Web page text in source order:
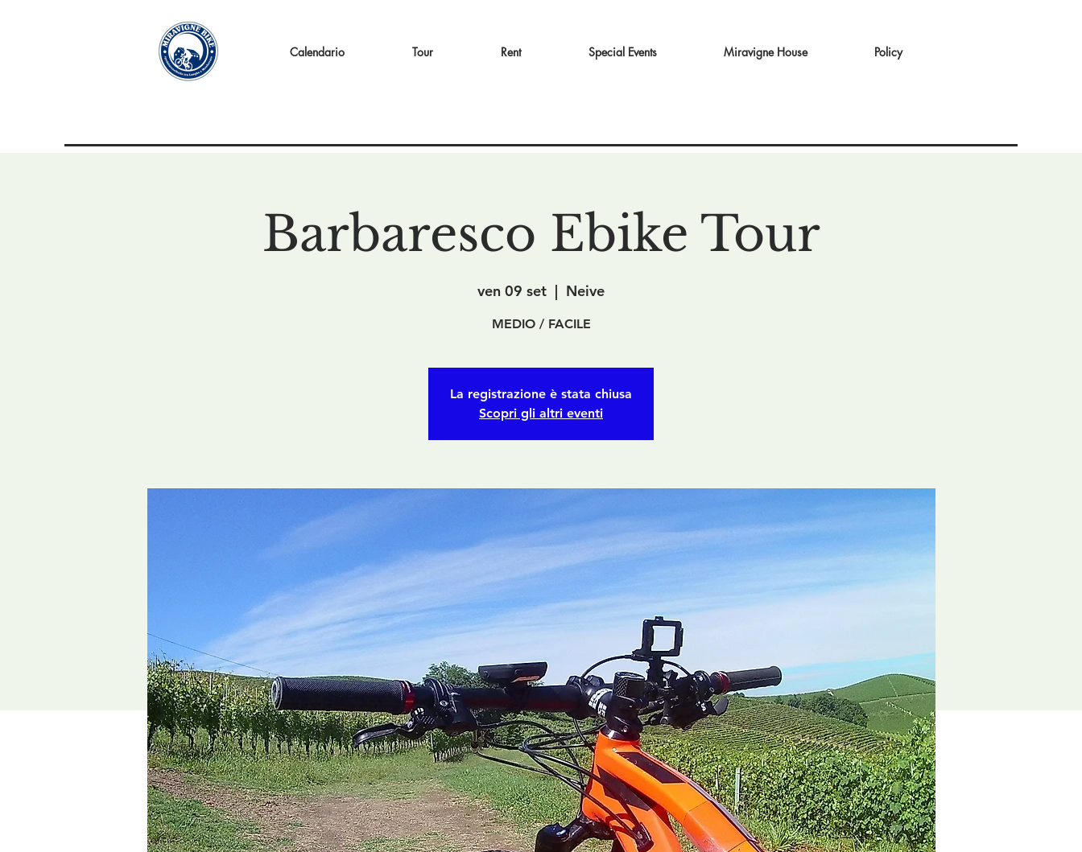
Calendario Tour Rent Special Events Miravigne House Policy
Barbaresco Ebike Tour
ven 09 set
  |
Neive
MEDIO / FACILE
La registrazione è stata chiusa
Scopri gli altri eventi